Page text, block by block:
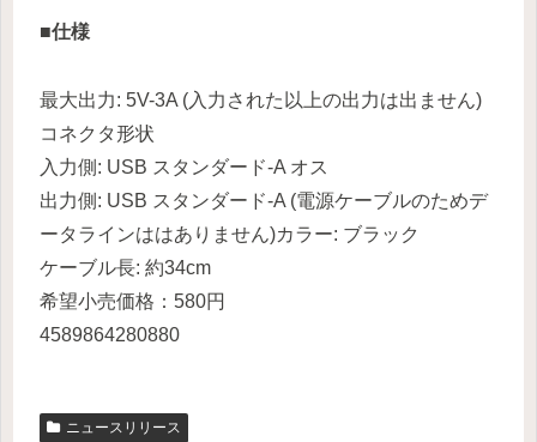
■仕様
最大出力: 5V-3A (入力された以上の出力は出ません)
コネクタ形状
入力側: USB スタンダード-A オス
出力側: USB スタンダード-A (電源ケーブルのためデ
ータラインははありません)カラー: ブラック
ケーブル長: 約34cm
希望小売価格：580円
4589864280880
ニュースリリース